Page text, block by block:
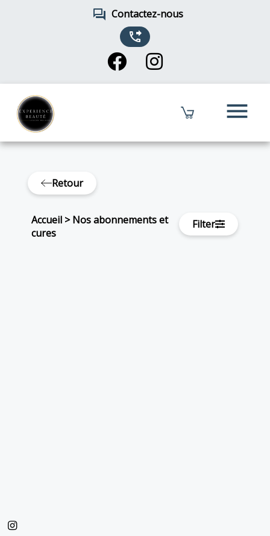
forum Contactez-nous
phone_forwarded
menu
Retour
Accueil >Nos abonnements et
cures
Filter